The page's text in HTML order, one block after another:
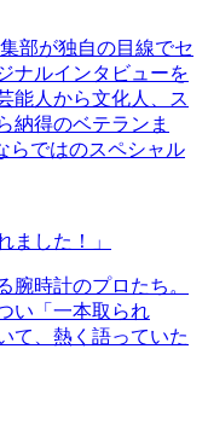
部が独自の目線でセ
ナルインタビューを
能人から文化人、ス
納得のベテランま
らではのスペシャル
ました！」
腕時計のプロたち。
い「一本取られ
て、熱く語っていた